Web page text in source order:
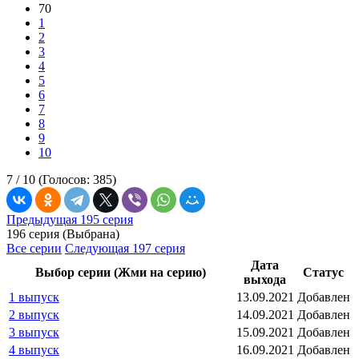
70
1
2
3
4
5
6
7
8
9
10
7 / 10 (Голосов: 385)
Предыдущая 195 серия
196 серия (Выбрана)
Все серии Следующая 197 серия
Выбор серии (Жми на серию)
Дата
выхода
Статус
1 выпуск
13.09.2021 Добавлен
2 выпуск
14.09.2021 Добавлен
3 выпуск
15.09.2021 Добавлен
4 выпуск
16.09.2021 Добавлен